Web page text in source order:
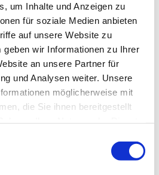
um Inhalte und Anzeigen zu
für soziale Medien anbieten
auf unsere Website zu
geben wir Informationen zu Ihrer
an unsere Partner für
und Analysen weiter. Unsere
möglicherweise mit
die Sie ihnen bereitgestellt